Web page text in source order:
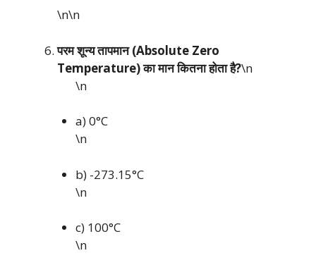
\n\n
परम शून्य तापमान (Absolute Zero
Temperature) का मान कितना होता है?\n
\n
a) 0°C
\n
b) -273.15°C
\n
c) 100°C
\n